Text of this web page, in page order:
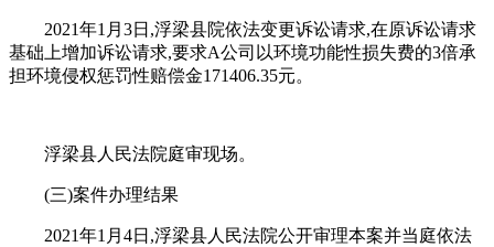
2021年1月3日,浮梁县院依法变更诉讼请求,在原诉讼请求
基础上增加诉讼请求,要求A公司以环境功能性损失费的3倍承
担环境侵权惩罚性赔偿金171406.35元。
浮梁县人民法院庭审现场。
(三)案件办理结果
2021年1月4日,浮梁县人民法院公开审理本案并当庭依法